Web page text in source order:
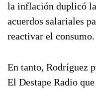
la inflación duplicó
acuerdos salariales
reactivar el consumo.
En tanto, Rodríguez
El Destape Radio